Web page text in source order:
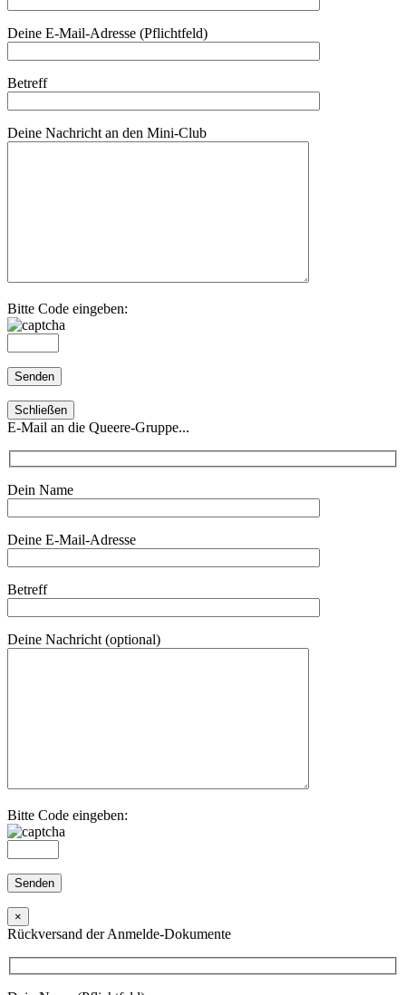
Deine E-Mail-Adresse (Pflichtfeld)
Betreff
Deine Nachricht an den Mini-Club
Bitte Code eingeben:
Schließen
E-Mail an die Queere-Gruppe...
Dein Name
Deine E-Mail-Adresse
Betreff
Deine Nachricht (optional)
Bitte Code eingeben:
×
Rückversand der Anmelde-Dokumente